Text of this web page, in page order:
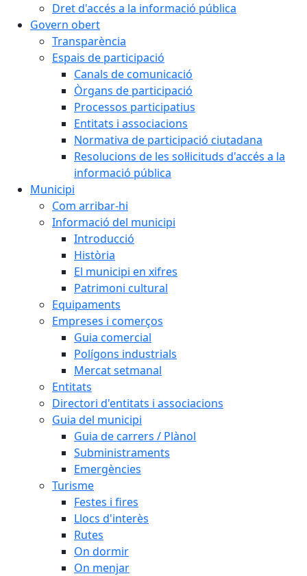
Dret d'accés a la informació pública
Govern obert
Transparència
Espais de participació
Canals de comunicació
Òrgans de participació
Processos participatius
Entitats i associacions
Normativa de participació ciutadana
Resolucions de les sol·licituds d'accés a la
informació pública
Municipi
Com arribar-hi
Informació del municipi
Introducció
Història
El municipi en xifres
Patrimoni cultural
Equipaments
Empreses i comerços
Guia comercial
Polígons industrials
Mercat setmanal
Entitats
Directori d'entitats i associacions
Guia del municipi
Guia de carrers / Plànol
Subministraments
Emergències
Turisme
Festes i fires
Llocs d'interès
Rutes
On dormir
On menjar